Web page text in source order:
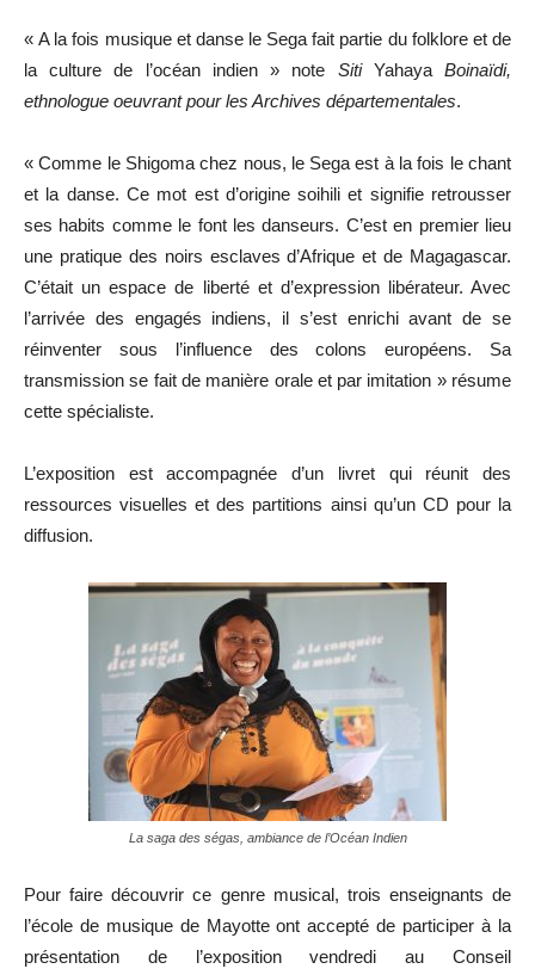
« A la fois musique et danse le Sega fait partie du folklore et de
la culture de l’océan indien » note SitiYahayaBoinaïdi,
ethnologue oeuvrant pour les Archives départementales.
« Comme le Shigoma chez nous, le Sega est à la fois le chant
et la danse. Ce mot est d’origine soihili et signifie retrousser
ses habits comme le font les danseurs. C’est en premier lieu
une pratique des noirs esclaves d’Afrique et de Magagascar.
C’était un espace de liberté et d’expression libérateur. Avec
l’arrivée des engagés indiens, il s’est enrichi avant de se
réinventer sous l’influence des colons européens. Sa
transmission se fait de manière orale et par imitation » résume
cette spécialiste.
L’exposition est accompagnée d’un livret qui réunit des
ressources visuelles et des partitions ainsi qu’un CD pour la
diffusion.
La saga des ségas, ambiance de l’Océan Indien
Pour faire découvrir ce genre musical, trois enseignants de
l’école de musique de Mayotte ont accepté de participer à la
présentation de l’exposition vendredi au Conseil